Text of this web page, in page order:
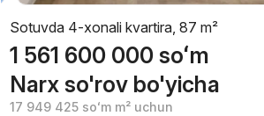
Sotuvda 4-xonali kvartira, 87 m²
1 561 600 000 soʻm
Narx so'rov bo'yicha
17 949 425 soʻmm² uchun